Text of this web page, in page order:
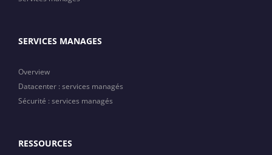
SERVICES MANAGES
Overview
Datacenter : services managés
Sécurité : services managés
RESSOURCES